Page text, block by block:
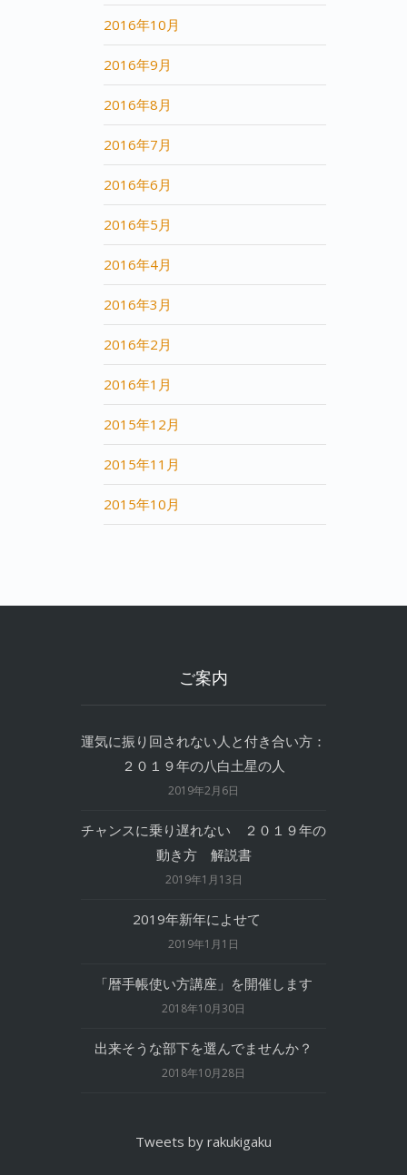
2016年10月
2016年9月
2016年8月
2016年7月
2016年6月
2016年5月
2016年4月
2016年3月
2016年2月
2016年1月
2015年12月
2015年11月
2015年10月
ご案内
運気に振り回されない人と付き合い方：
２０１９年の八白土星の人
2019年2月6日
チャンスに乗り遅れない ２０１９年の
動き方 解説書
2019年1月13日
2019年新年によせて
2019年1月1日
「暦手帳使い方講座」を開催します
2018年10月30日
出来そうな部下を選んでませんか？
2018年10月28日
Tweets by rakukigaku